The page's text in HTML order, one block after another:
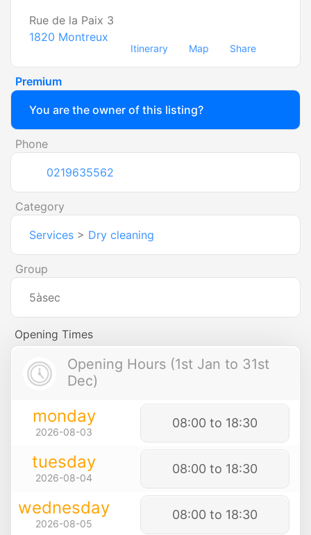
Rue de la Paix 3
1820 Montreux
Itinerary Map Share
Premium
You are the owner of this listing?
Phone
0219635562
Category
Services > Dry cleaning
Group
5àsec
Opening Times
Opening Hours (1st Jan to 31st
Dec)
monday
2026-08-03
08:00 to 18:30
tuesday
2026-08-04
08:00 to 18:30
wednesday
2026-08-05
08:00 to 18:30